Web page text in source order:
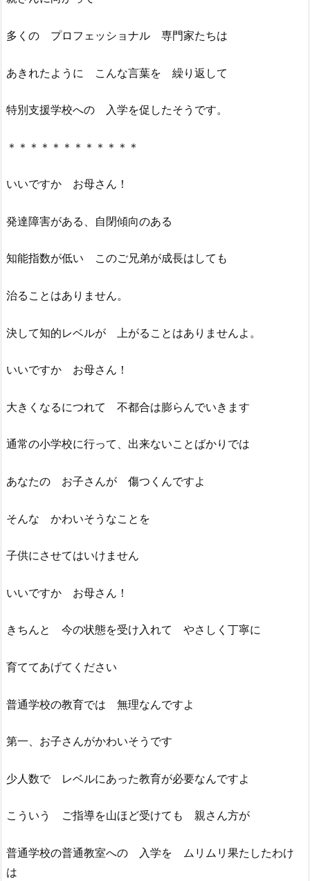
多くの プロフェッショナル 専門家たちは
あきれたように こんな言葉を 繰り返して
特別支援学校への 入学を促したそうです。
＊＊＊＊＊＊＊＊＊＊＊＊
いいですか お母さん！
発達障害がある、自閉傾向のある
知能指数が低い このご兄弟が成長はしても
治ることはありません。
決して知的レベルが 上がることはありませんよ。
いいですか お母さん！
大きくなるにつれて 不都合は膨らんでいきます
通常の小学校に行って、出来ないことばかりでは
あなたの お子さんが 傷つくんですよ
そんな かわいそうなことを
子供にさせてはいけません
いいですか お母さん！
きちんと 今の状態を受け入れて やさしく丁寧に
育ててあげてください
普通学校の教育では 無理なんですよ
第一、お子さんがかわいそうです
少人数で レベルにあった教育が必要なんですよ
こういう ご指導を山ほど受けても 親さん方が
普通学校の普通教室への 入学を ムリムリ果たしたわけ
は